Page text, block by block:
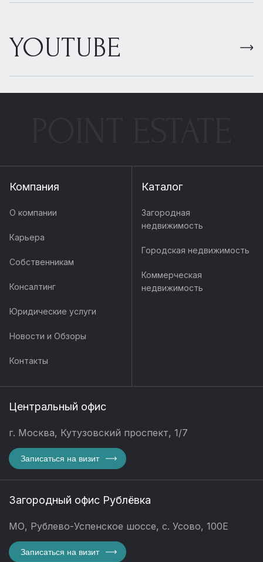
YOUTUBE
Компания
О компании
Карьера
Собственникам
Консалтинг
Юридические услуги
Новости и Обзоры
Контакты
Каталог
Загородная
недвижимость
Городская недвижимость
Коммерческая
недвижимость
Центральный офис
г. Москва, Кутузовский проспект, 1/7
Записаться на визит
Загородный офис Рублёвка
МО, Рублево-Успенское шоссе, с. Усово, 100Е
Записаться на визит